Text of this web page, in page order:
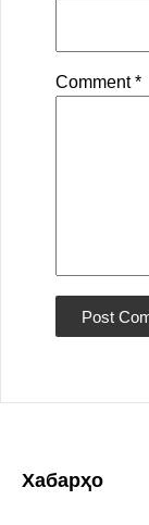
Comment*
Хабарҳо